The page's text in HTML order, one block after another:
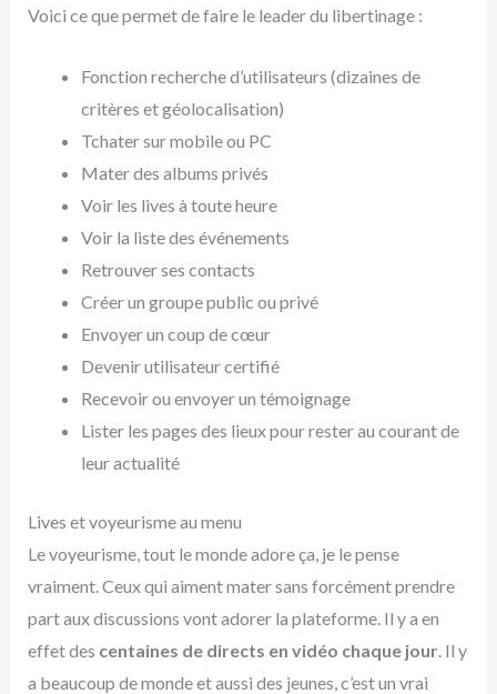
Voici ce que permet de faire le leader du libertinage :
Fonction recherche d’utilisateurs (dizaines de
critères et géolocalisation)
Tchater sur mobile ou PC
Mater des albums privés
Voir les lives à toute heure
Voir la liste des événements
Retrouver ses contacts
Créer un groupe public ou privé
Envoyer un coup de cœur
Devenir utilisateur certifié
Recevoir ou envoyer un témoignage
Lister les pages des lieux pour rester au courant de
leur actualité
Lives et voyeurisme au menu
Le voyeurisme, tout le monde adore ça, je le pense
vraiment. Ceux qui aiment mater sans forcément prendre
part aux discussions vont adorer la plateforme. Il y a en
effet des centaines de directs en vidéo chaque jour . Il y
a beaucoup de monde et aussi des jeunes, c’est un vrai